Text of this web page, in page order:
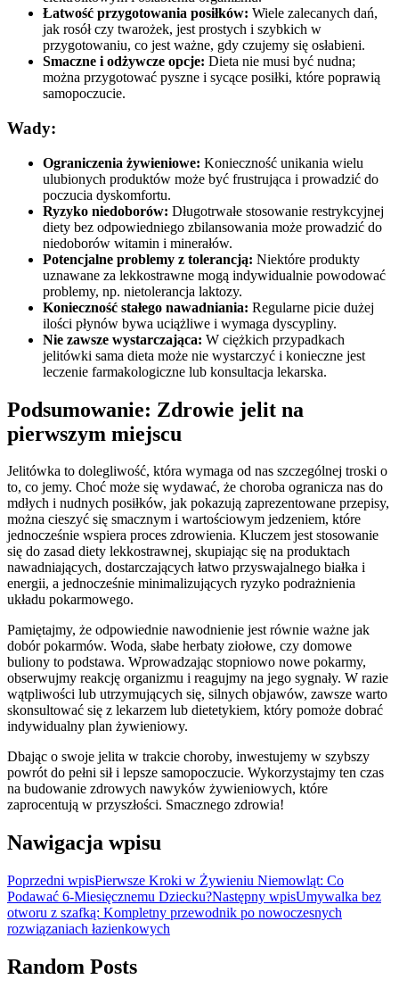
Łatwość przygotowania posiłków: Wiele zalecanych dań,
jak rosół czy twarożek, jest prostych i szybkich w
przygotowaniu, co jest ważne, gdy czujemy się osłabieni.
Smaczne i odżywcze opcje: Dieta nie musi być nudna;
można przygotować pyszne i sycące posiłki, które poprawią
samopoczucie.
Wady:
Ograniczenia żywieniowe: Konieczność unikania wielu
ulubionych produktów może być frustrująca i prowadzić do
poczucia dyskomfortu.
Ryzyko niedoborów: Długotrwałe stosowanie restrykcyjnej
diety bez odpowiedniego zbilansowania może prowadzić do
niedoborów witamin i minerałów.
Potencjalne problemy z tolerancją: Niektóre produkty
uznawane za lekkostrawne mogą indywidualnie powodować
problemy, np. nietolerancja laktozy.
Konieczność stałego nawadniania: Regularne picie dużej
ilości płynów bywa uciążliwe i wymaga dyscypliny.
Nie zawsze wystarczająca: W ciężkich przypadkach
jelitówki sama dieta może nie wystarczyć i konieczne jest
leczenie farmakologiczne lub konsultacja lekarska.
Podsumowanie: Zdrowie jelit na
pierwszym miejscu
Jelitówka to dolegliwość, która wymaga od nas szczególnej troski o
to, co jemy. Choć może się wydawać, że choroba ogranicza nas do
mdłych i nudnych posiłków, jak pokazują zaprezentowane przepisy,
można cieszyć się smacznym i wartościowym jedzeniem, które
jednocześnie wspiera proces zdrowienia. Kluczem jest stosowanie
się do zasad diety lekkostrawnej, skupiając się na produktach
nawadniających, dostarczających łatwo przyswajalnego białka i
energii, a jednocześnie minimalizujących ryzyko podrażnienia
układu pokarmowego.
Pamiętajmy, że odpowiednie nawodnienie jest równie ważne jak
dobór pokarmów. Woda, słabe herbaty ziołowe, czy domowe
buliony to podstawa. Wprowadzając stopniowo nowe pokarmy,
obserwujmy reakcję organizmu i reagujmy na jego sygnały. W razie
wątpliwości lub utrzymujących się, silnych objawów, zawsze warto
skonsultować się z lekarzem lub dietetykiem, który pomoże dobrać
indywidualny plan żywieniowy.
Dbając o swoje jelita w trakcie choroby, inwestujemy w szybszy
powrót do pełni sił i lepsze samopoczucie. Wykorzystajmy ten czas
na budowanie zdrowych nawyków żywieniowych, które
zaprocentują w przyszłości. Smacznego zdrowia!
Nawigacja wpisu
Poprzedni wpisPierwsze Kroki w Żywieniu Niemowląt: Co
Podawać 6-Miesięcznemu Dziecku?Następny wpisUmywalka bez
otworu z szafką: Kompletny przewodnik po nowoczesnych
rozwiązaniach łazienkowych
Random Posts